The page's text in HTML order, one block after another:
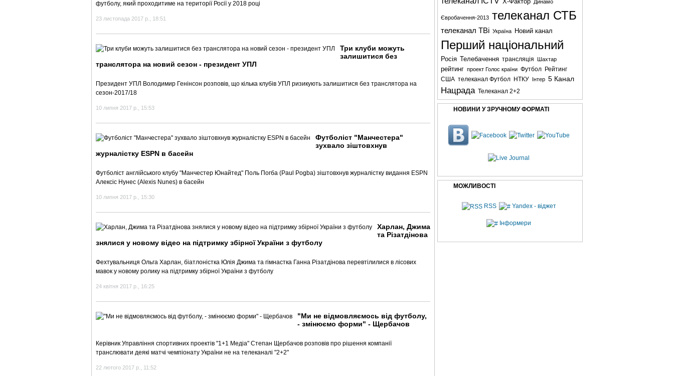
футболу, який проходитиме на території Росії у 2018 році
23 листопада 2017 р., 18:51
Три клуби можуть
залишитися без
транслятора на новий сезон - президент УПЛ
Президент УПЛ Володимир Генінсон розповів, що кілька клубів УПЛ ризикують залишитися без транслятора на
сезон-2017/18
10 липня 2017 р., 15:53
Футболіст "Манчестера"
зухвало зіштовхнув
журналістку ESPN в басейн
Футболіст англійського клубу "Манчестер Юнайтед" Поль Погба (Paul Pogba) зіштовхнув журналістку видання ESPN
Алексіс Нунес (Alexis Nunes) в басейн
10 липня 2017 р., 15:30
Харлан, Джима
та Різатдінова
знялися у новому відео на підтримку збірної України з футболу
Фехтувальниця Ольга Харлан, біатлоністка Юлія Джима та гімнастка Ганна Різатдінова перевтілилися в лісових
мавок у новому ролику на підтримку збірної України з футболу
24 квітня 2017 р., 16:25
"Ми не відмовляємось від футболу,
- змінюємо форми" - Щербачов
Керівник Управління спортивних проектів "1+1 Медіа" Степан Щербачов розповів про рішення компанії
транслювати деякі матчі чемпіонату України не на телеканалі "2+2"
22 лютого 2017 р., 11:52
Динамо
Євробачення-2013 телеканал СТБ
телеканал ТВі Україна Новий канал
Перший національний
Росія Телебачення трансляція Шахтар
рейтинг проект Голос країни Футбол Рейтинг
США телеканал Футбол НТКУ Інтер 5 Канал
Нацрада Телеканал 2+2
НОВИНИ У ЗРУЧНОМУ ФОРМАТІ
МОЖЛИВОСТІ
RSS Yandex - віджет
Інформери